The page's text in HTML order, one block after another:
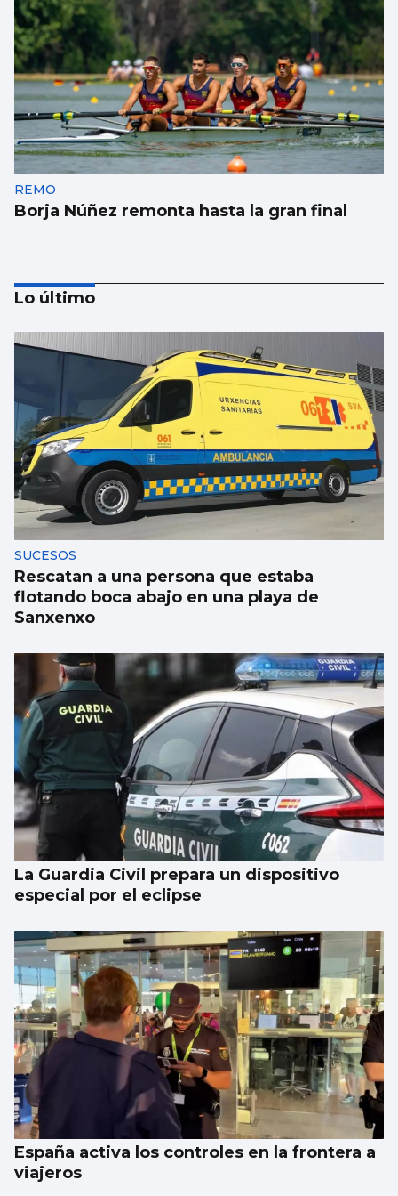
REMO
Borja Núñez remonta hasta la gran final
NATACIÓN
Méndez cae noqueado
Lo último
SUCESOS
Rescatan a una persona que estaba
flotando boca abajo en una playa de
Sanxenxo
La Guardia Civil prepara un dispositivo
especial por el eclipse
España activa los controles en la frontera a
viajeros